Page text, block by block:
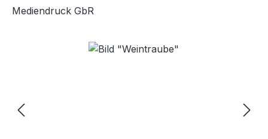
Mediendruck GbR
Bildergalerie überspringen